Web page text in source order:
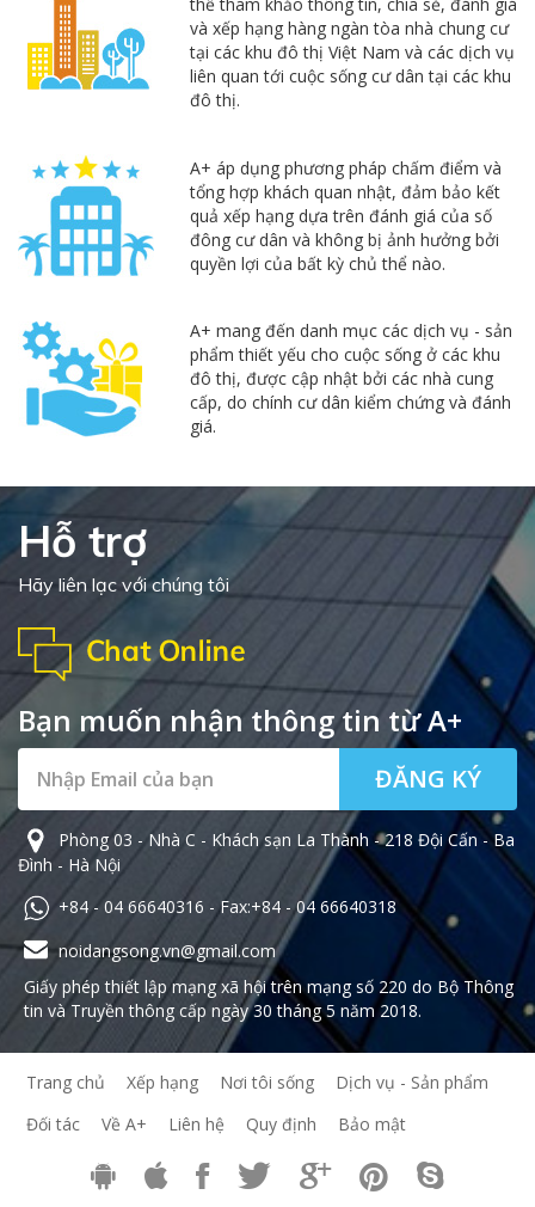
và xếp hạng hàng ngàn tòa nhà chung cư
tại các khu đô thị Việt Nam và các dịch vụ
liên quan tới cuộc sống cư dân tại các khu
đô thị.
A+ áp dụng phương pháp chấm điểm và
tổng hợp khách quan nhật, đảm bảo kết
quả xếp hạng dựa trên đánh giá của số
đông cư dân và không bị ảnh hưởng bởi
quyền lợi của bất kỳ chủ thể nào.
A+ mang đến danh mục các dịch vụ - sản
phẩm thiết yếu cho cuộc sống ở các khu
đô thị, được cập nhật bởi các nhà cung
cấp, do chính cư dân kiểm chứng và đánh
giá.
Hỗ trợ
Hãy liên lạc với chúng tôi
Bạn muốn nhận thông tin từ A+
ĐĂNG KÝ
Phòng 03 - Nhà C - Khách sạn La Thành - 218 Đội Cấn - Ba
Đình - Hà Nội
+84 - 04 66640316 - Fax:+84 - 04 66640318
noidangsong.vn@gmail.com
Giấy phép thiết lập mạng xã hội trên mạng số 220 do Bộ Thông
tin và Truyền thông cấp ngày 30 tháng 5 năm 2018.
Trang chủ Xếp hạng Nơi tôi sống
Dịch vụ - Sản phẩm
Đối tác
Về A+ Liên hệ Quy định Bảo mật